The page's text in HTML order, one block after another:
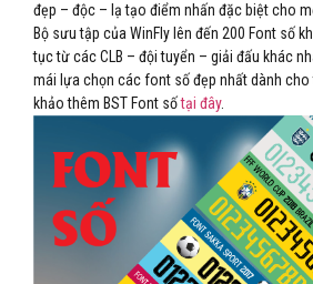
đẹp – độc – lạ tạo điểm nhấn đặc biệt cho
Bộ sưu tập của WinFly lên đến 200 Font số
tục từ các CLB – đội tuyển – giải đấu khác
mái lựa chọn các font số đẹp nhất dành cho
khảo thêm BST Font sốtại đây.